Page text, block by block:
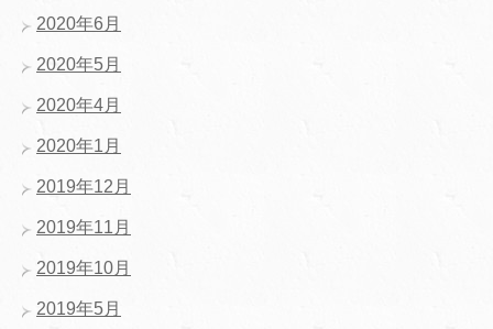
2020年6月
2020年5月
2020年4月
2020年1月
2019年12月
2019年11月
2019年10月
2019年5月